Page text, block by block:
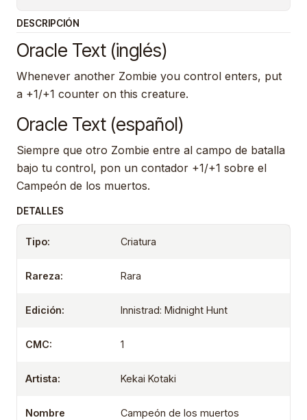
DESCRIPCIÓN
Oracle Text (inglés)
Whenever another Zombie you control enters, put
a +1/+1 counter on this creature.
Oracle Text (español)
Siempre que otro Zombie entre al campo de batalla
bajo tu control, pon un contador +1/+1 sobre el
Campeón de los muertos.
DETALLES
Tipo: Criatura
Rareza: Rara
Edición: Innistrad: Midnight Hunt
CMC: 1
Artista: Kekai Kotaki
Nombre
Campeón de los muertos